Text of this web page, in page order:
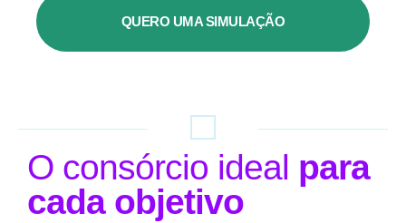
QUERO UMA SIMULAÇÃO
O consórcio ideal para
cada objetivo